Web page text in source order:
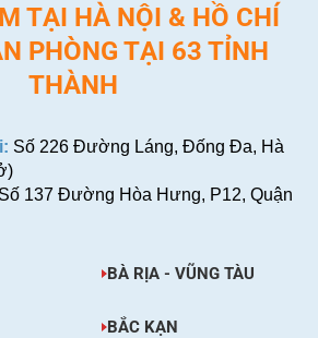
TẠI HÀ NỘI & HỒ CHÍ
PHÒNG TẠI 63 TỈNH
THÀNH
Số 226 Đường Láng, Đống Đa, Hà
Số 137 Đường Hòa Hưng, P12, Quận
BÀ RỊA - VŨNG TÀU
BẮC KẠN